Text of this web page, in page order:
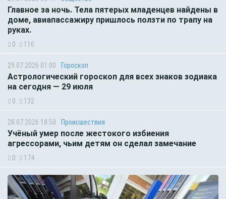
Главное за ночь. Тела пятерых младенцев найдены в
доме, авиапассажиру пришлось ползти по трапу на
руках.
0 116
29.07.2026 01:00 Гороскоп
Астрологический гороскоп для всех знаков зодиака
на сегодня — 29 июля
0 132
28.07.2026 18:50 Происшествия
Учёный умер после жестокого избиения
агрессорами, чьим детям он сделал замечание
0 174